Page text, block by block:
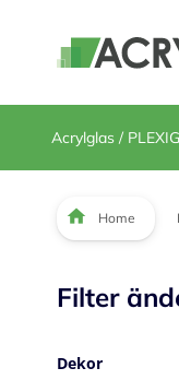
Acrylglas /
Home
Filter
Dekor